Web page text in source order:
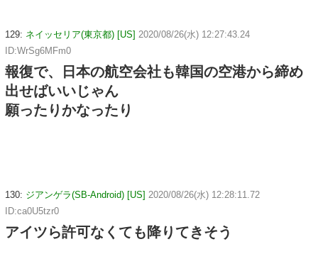
129: ネイッセリア(東京都) [US] 2020/08/26(水) 12:27:43.24
ID:WrSg6MFm0
報復で、日本の航空会社も韓国の空港から締め
出せばいいじゃん
願ったりかなったり
130: ジアンゲラ(SB-Android) [US] 2020/08/26(水) 12:28:11.72
ID:ca0U5tzr0
アイツら許可なくても降りてきそう